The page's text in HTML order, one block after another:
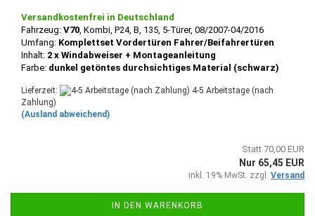
Versandkostenfrei in Deutschland
Fahrzeug: V70 , Kombi, P24, B, 135, 5-Türer, 08/2007-04/2016
Umfang: Komplettset Vordertüren Fahrer/Beifahrertüren
Inhalt: 2 x Windabweiser + Montageanleitung
Farbe: dunkel getöntes durchsichtiges Material (schwarz)
Lieferzeit:
4-5 Arbeitstage (nach
Zahlung)
(Ausland abweichend)
Statt 70,00 EUR
Nur 65,45 EUR
inkl. 19% MwSt. zzgl. Versand
IN DEN WARENKORB